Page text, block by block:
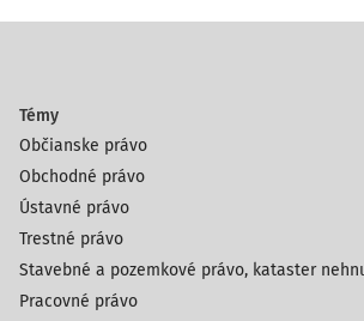
Témy
Občianske právo
Obchodné právo
Ústavné právo
Trestné právo
Stavebné a pozemkové právo, kataster
Pracovné právo